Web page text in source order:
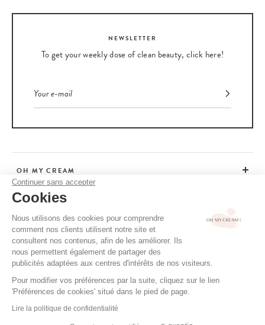
Continuer sans accepter
Cookies
Nous utilisons des cookies pour comprendre
comment nos clients utilisent notre site et
consultent nos contenus, afin de les améliorer. Ils
nous permettent également de partager des
publicités adaptées aux centres d'intérêts de nos visiteurs.
Pour modifier vos préférences par la suite, cliquez sur le lien
'Préférences de cookies' situé dans le pied de page.
Lire la politique de confidentialité
NEWSLETTER
To get your weekly dose of clean beauty, click here!
OH MY CREAM
CUSTOMER SERVICE
ADVICE
CGV / CGU